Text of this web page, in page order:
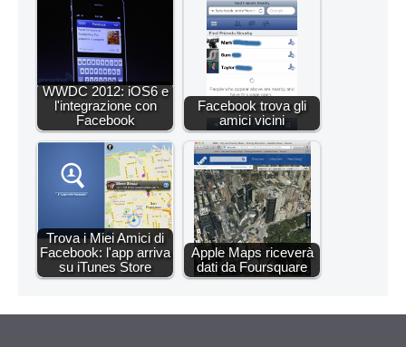
WWDC 2012: iOS6 e
l'integrazione con
Facebook
Facebook trova gli
amici vicini
Trova i Miei Amici di
Facebook: l'app arriva
su iTunes Store
Apple Maps riceverà
dati da Foursquare